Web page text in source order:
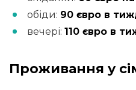
обіди: 90 євро в
вечері: 110 євро в
Проживання у